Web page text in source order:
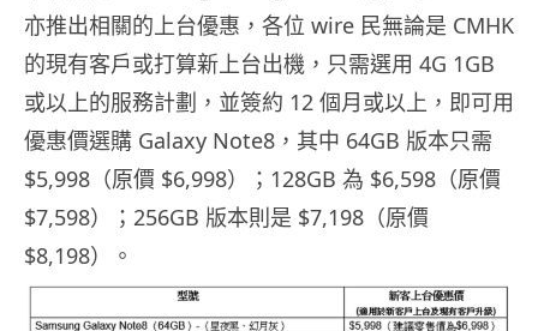
亦推出相關的上台優惠，各位 wire 民無論是 CMHK
的現有客戶或打算新上台出機，只需選用 4G 1GB
或以上的服務計劃，並簽約 12 個月或以上，即可用
優惠價選購 Galaxy Note8，其中 64GB 版本只需
$5,998（原價 $6,998）；128GB 為 $6,598（原價
$7,598）；256GB 版本則是 $7,198（原價
$8,198）。